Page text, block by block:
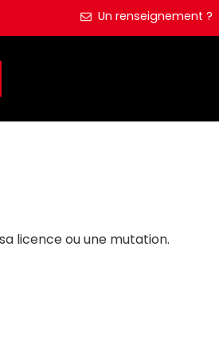
Un renseignement ?
licence ou une mutation.